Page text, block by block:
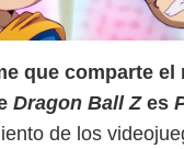
que comparte el
Dragon Ball Zes
de los